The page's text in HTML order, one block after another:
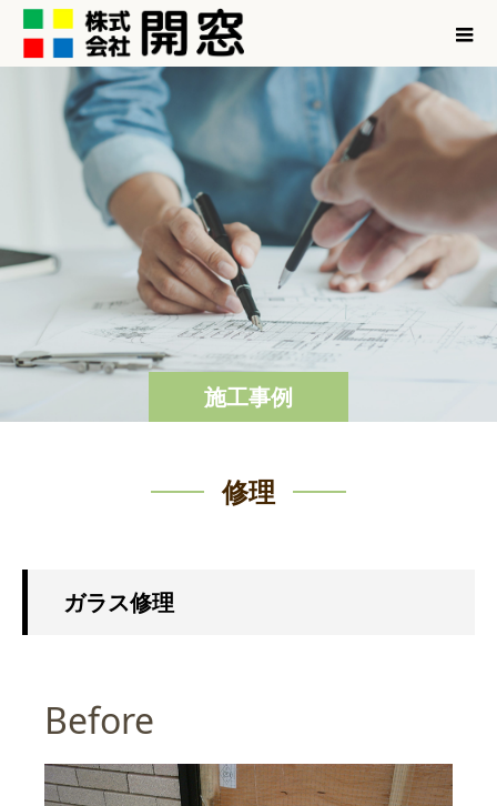
施工事例
修理
ガラス修理
Before